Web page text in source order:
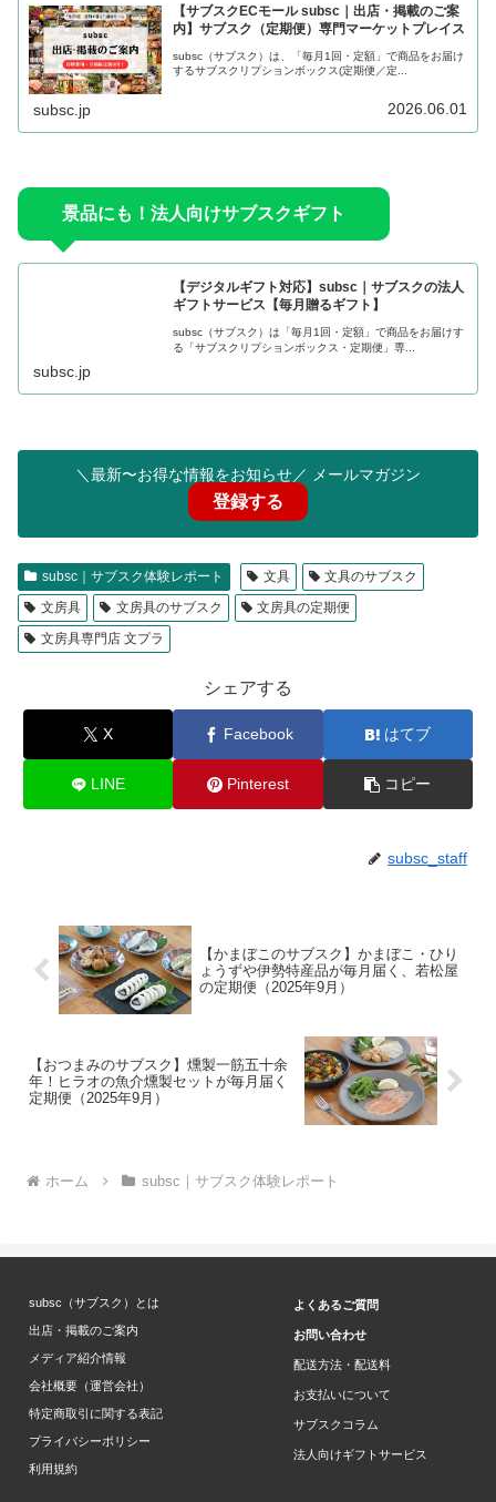
【サブスクECモール subsc｜出店・掲載のご案
内】サブスク（定期便）専門マーケットプレイス
subsc（サブスク）は、「毎月1回・定額」で商品をお届け
するサブスクリプションボックス(定期便／定...
subsc.jp 2026.06.01
景品にも！法人向けサブスクギフト
【デジタルギフト対応】subsc｜サブスクの法人
ギフトサービス【毎月贈るギフト】
subsc（サブスク）は「毎月1回・定額」で商品をお届けす
る「サブスクリプションボックス・定期便」専...
subsc.jp
＼最新〜お得な情報をお知らせ／ メールマガジン
登録する
subsc｜サブスク体験レポート 文具
文具のサブスク
文房具
文房具のサブスク
文房具の定期便
文房具専門店 文プラ
シェアする
X Facebook はてブ
LINE Pinterest コピー
subsc_staff
【かまぼこのサブスク】かまぼこ・ひり
ょうずや伊勢特産品が毎月届く、若松屋
の定期便（2025年9月）
【おつまみのサブスク】燻製一筋五十余
年！ヒラオの魚介燻製セットが毎月届く
定期便（2025年9月）
ホーム subsc｜サブスク体験レポート
subsc（サブスク）とは
出店・掲載のご案内
メディア紹介情報
会社概要（運営会社）
特定商取引に関する表記
プライバシーポリシー
利用規約
よくあるご質問
お問い合わせ
配送方法・配送料
お支払いについて
サブスクコラム
法人向けギフトサービス